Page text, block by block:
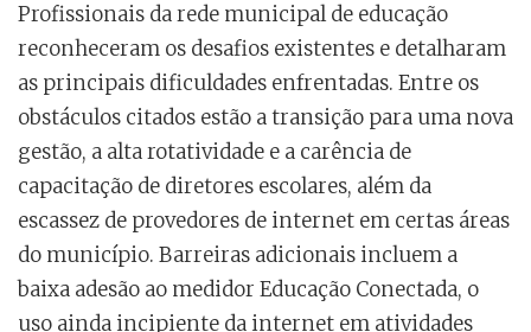
Profissionais da rede municipal de educação
reconheceram os desafios existentes e detalharam
as principais dificuldades enfrentadas. Entre os
obstáculos citados estão a transição para uma nova
gestão, a alta rotatividade e a carência de
capacitação de diretores escolares, além da
escassez de provedores de internet em certas áreas
do município. Barreiras adicionais incluem a
baixa adesão ao medidor Educação Conectada, o
uso ainda incipiente da internet em atividades